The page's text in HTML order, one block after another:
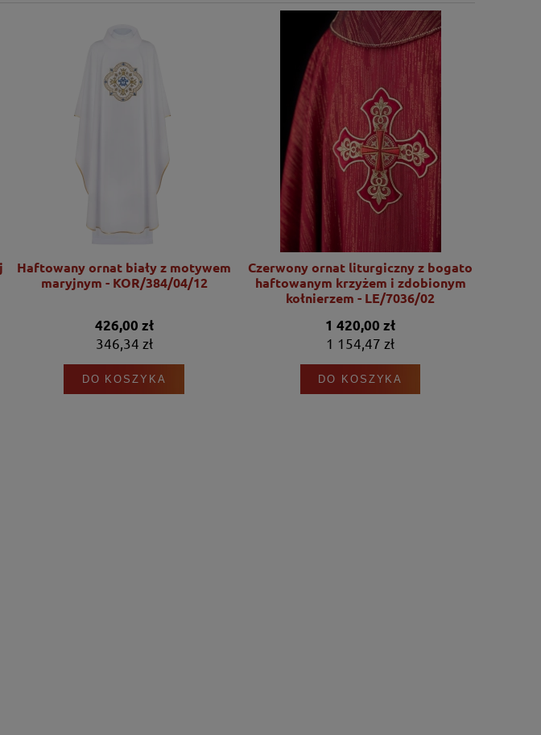
Haftowany ornat biały z motywem
maryjnym - KOR/384/04/12
426,00 zł
346,34 zł
DO KOSZYKA
Czerwony ornat liturgiczny z bogato
haftowanym krzyżem i zdobionym
kołnierzem - LE/7036/02
1 420,00 zł
1 154,47 zł
DO KOSZYKA